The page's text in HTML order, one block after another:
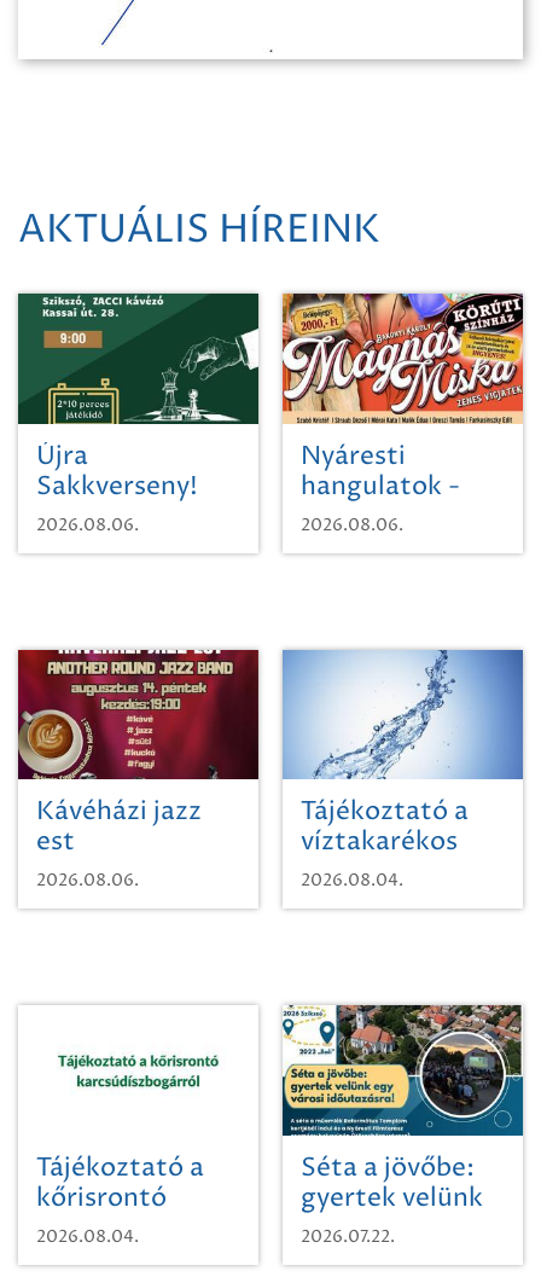
AKTUÁLIS HÍREINK
Újra
Sakkverseny!
2026.08.06.
Nyáresti
hangulatok -
Mágnás Miska
2026.08.06.
Kávéházi jazz
est
2026.08.06.
Tájékoztató a
víztakarékos
vízhasználatról
2026.08.04.
Tájékoztató a
kőrisrontó
karcsúdíszbogárról
2026.08.04.
Séta a jövőbe:
gyertek velünk
egy városi
időutazásra!
2026.07.22.